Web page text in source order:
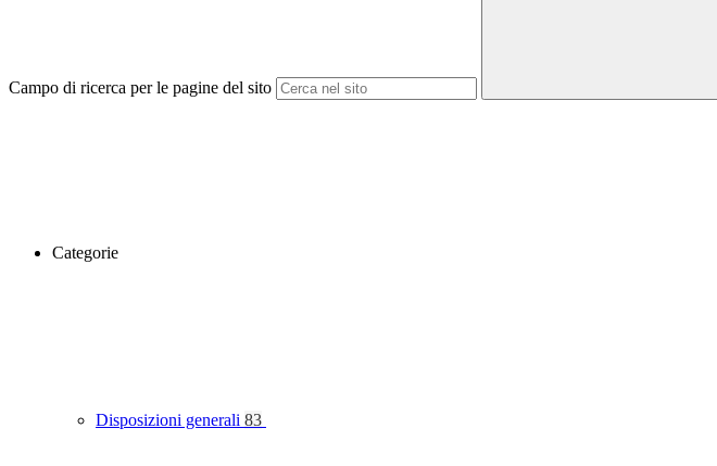
Campo di ricerca per le pagine del sito
Categorie
Disposizioni generali 83